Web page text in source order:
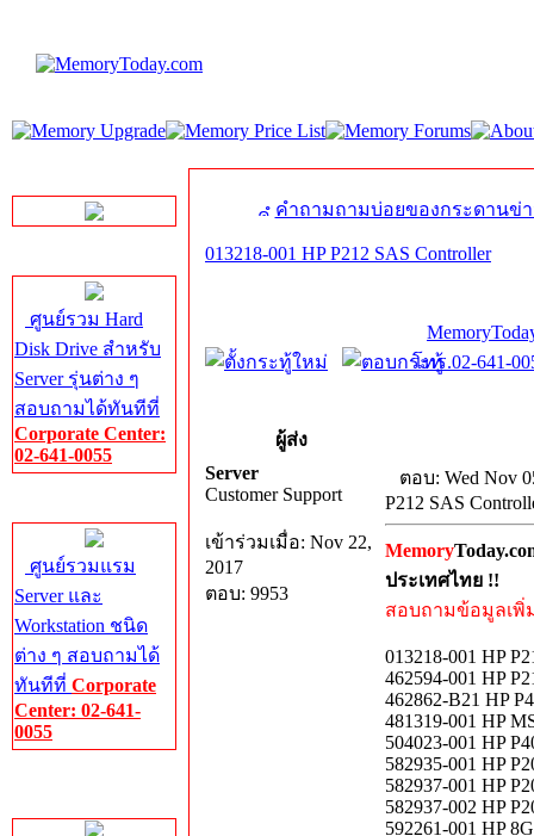
ศูนย์รวม Hard
Disk Drive สำหรับ
Server รุ่นต่าง ๆ
สอบถามได้ทันทีที่
Corporate Center:
02-641-0055
ศูนย์รวมแรม
Server และ
Workstation ชนิด
ต่าง ๆ สอบถามได้
ทันทีที่ Corporate
Center: 02-641-
0055
คำถามถามบ่อยของกระดานข่
013218-001 HP P212 SAS Controller
โทร.02-641-
ผู้ส่ง
Server
Customer Support
เข้าร่วมเมื่อ: Nov 22,
2017
ตอบ: 9953
ตอบ: Wed Nov
P212 SAS
Memory
ประเทศไทย !!
สอบถามข้อมูลเพิ่
013218-001 HP
462594-001 HP
462862-B21 HP
481319-001 HP
504023-001 HP
582935-001 HP
582937-001 HP
582937-002 HP
592261-001 HP